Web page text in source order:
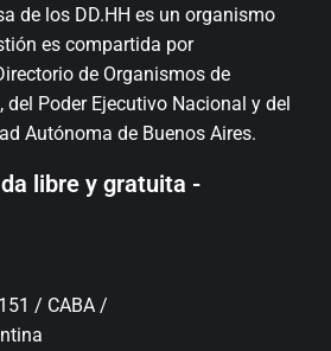
de los DD.HH es un organismo
es compartida por
de Organismos de
del Poder Ejecutivo Nacional y del
Autónoma de Buenos Aires.
libre y gratuita -
/ CABA /